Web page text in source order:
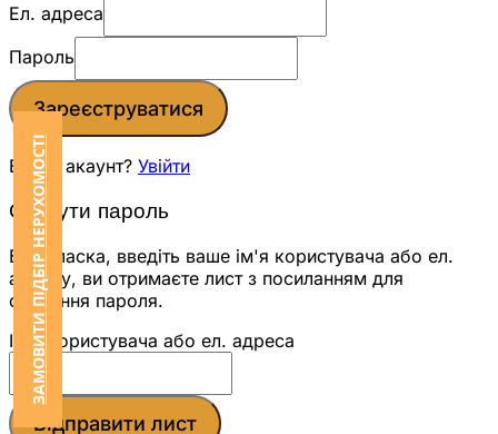
ЗАМОВИТИ ПІДБІР НЕРУХОМОСТІ
Ел. адреса
Пароль
Зареєструватися
Вже є акаунт? Увійти
Скинути пароль
Будь ласка, введіть ваше ім'я користувача або ел.
адресу, ви отримаєте лист з посиланням для
скидання пароля.
Ім'я користувача або ел. адреса
Відправити лист